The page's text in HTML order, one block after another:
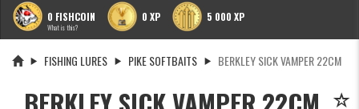
0 FISHCOIN
What is this?
0 XP 5 000 XP
FISHING LURES PIKE SOFTBAITS BERKLEY SICK VAMPER 22CM